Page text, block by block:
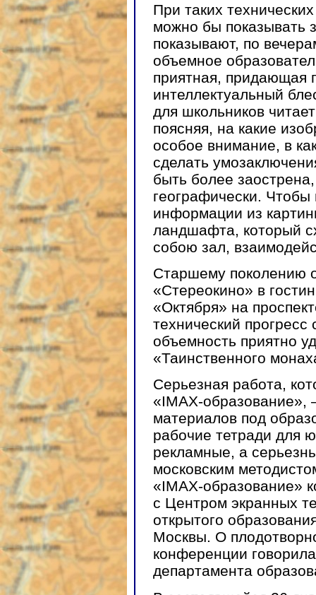
При таких
можно бы показывать
показывают, по
объемное
приятная, придающая
интеллектуальный
для школьников
поясняя, на какие
особое внимание, в
сделать
быть более
географически.
информации из
ландшафта, который
собою зал,
Старшему поколению
«Стереокино» в
«Октября» на
технический
объемность приятно
«Таинственного
Серьезная работа,
«IMAX-образование»,
материалов под
рабочие тетради для
рекламные, а
московским
«IMAX-образование»
с Центром экранных
открытого
Москвы. О
конференции
департамента